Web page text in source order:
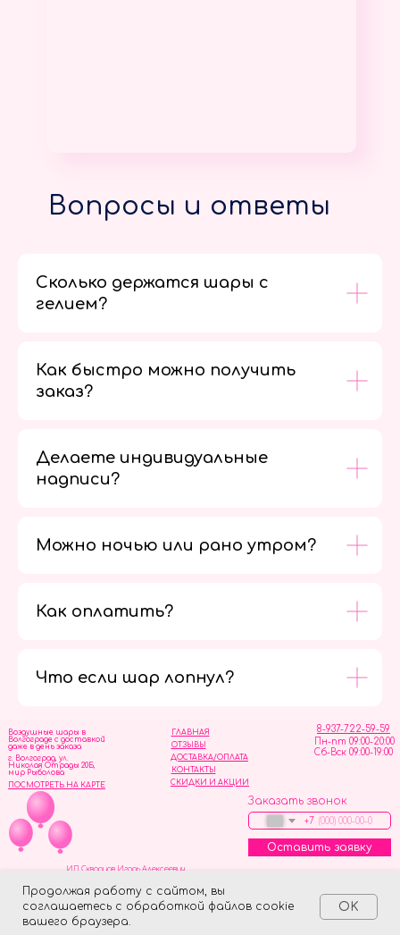
Продолжая работу с сайтом, вы
соглашаетесь с обработкой файлов cookie
вашего браузера.
OK
Вопросы и ответы
Сколько держатся шары с
гелием?
Как быстро можно получить
заказ?
Делаете индивидуальные
надписи?
Можно ночью или рано утром?
Как оплатить?
Что если шар лопнул?
ОТЗЫВЫ
ГЛАВНАЯ
ДОСТАВКА/ОПЛАТА
СКИДКИ И АКЦИИ
КОНТАКТЫ
8-937-722-59-59
Пн-пт 09:00-20:00
Сб-Вск 09:00-19:00
Воздушные шары в
Волгограде с доставкой
даже в день заказа
Заказать звонок
+7
Оставить заявку
г. Волгоград, ул.
Николая Отрады 20Б,
мир Рыболова
ПОСМОТРЕТЬ НА КАРТЕ
ИП Скворцов Игорь Алексеевич
Made on Tilda